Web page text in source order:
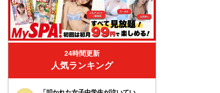
24時間更新
人気ランキング